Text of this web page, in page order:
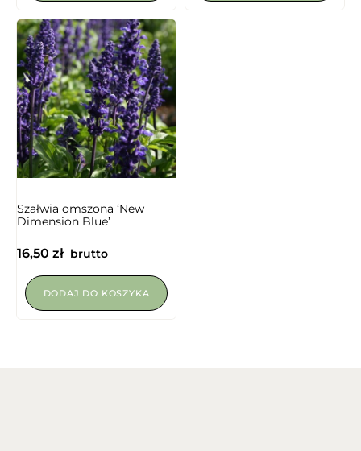
Szałwia omszona ‘New
Dimension Blue’
16,50 zł brutto
DODAJ DO KOSZYKA